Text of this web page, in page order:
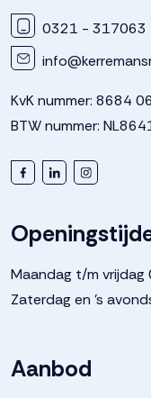
0321 - 317063
KvK nummer: 8684
BTW nummer:
Maandag t/m
Zaterdag en 's
Aanbod